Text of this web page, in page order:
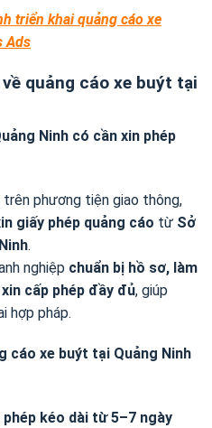
triển khai quảng cáo xe
Ads
quảng cáo xe buýt tại
Ninh có cần xin phép
phương tiện giao thông,
giấy phép quảng cáo từ Sở
.
nghiệp chuẩn bị hồ sơ, làm
cấp phép đầy đủ, giúp
hợp pháp.
cáo xe buýt tại Quảng Ninh
kéo dài từ 5–7 ngày